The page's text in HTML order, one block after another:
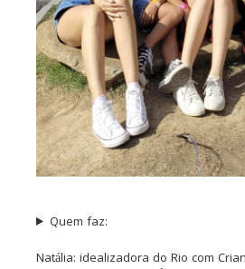
Quem faz:
Natália: idealizadora do Rio com